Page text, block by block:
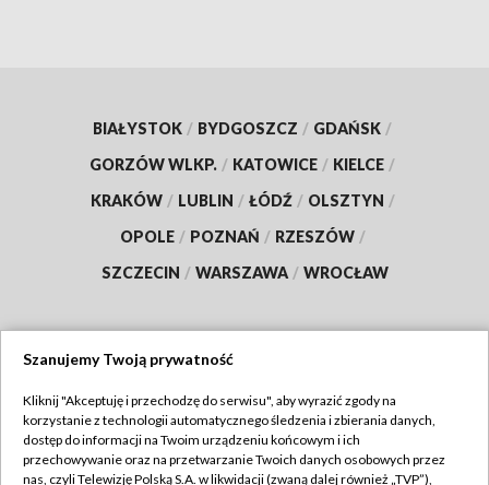
BIAŁYSTOK / BYDGOSZCZ / GDAŃSK /
GORZÓW WLKP. / KATOWICE / KIELCE /
KRAKÓW / LUBLIN / ŁÓDŹ / OLSZTYN /
OPOLE / POZNAŃ / RZESZÓW /
SZCZECIN / WARSZAWA / WROCŁAW
TVP
Abonament TVP
Regulamin TVP
Szanujemy Twoją prywatność
Kliknij "Akceptuję i przechodzę do serwisu", aby wyrazić zgody na
korzystanie z technologii automatycznego śledzenia i zbierania danych,
dostęp do informacji na Twoim urządzeniu końcowym i ich
przechowywanie oraz na przetwarzanie Twoich danych osobowych przez
nas, czyli Telewizję Polską S.A. w likwidacji (zwaną dalej również „TVP”),